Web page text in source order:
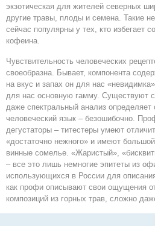
экзотическая для жителей северных
другие травы, плоды и семена. Такие
сейчас популярны у тех, кто избегает
кофеина.
Чувствительность человеческих
своеобразна. Бывает, компонента
на вкус и запах он для нас
для нас основную гамму. Существуют
даже спектральный анализ
человеческий язык – безошибочно.
дегустаторы – титестеры умеют
«достаточно нежного» и имеют
винные сомелье. «Жаристый»,
– все это лишь немногие эпитеты из
использующихся в России для
как профи описывают свои ощущения
композиций из горных трав, сложно